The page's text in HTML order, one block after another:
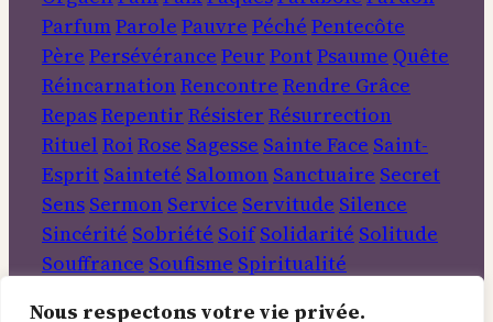
Nous respectons votre vie privée.
ParfumParole Pauvre Péché Pentecôte
Père Persévérance Peur PontPsaume Quête
RéincarnationRencontre Rendre Grâce
RepasRepentir Résister Résurrection
Rituel Roi Rose Sagesse Sainte Face Saint-
Esprit Sainteté Salomon Sanctuaire Secret
Sens Sermon Service Servitude Silence
Sincérité Sobriété Soif Solidarité Solitude
Souffrance Soufisme Spiritualité